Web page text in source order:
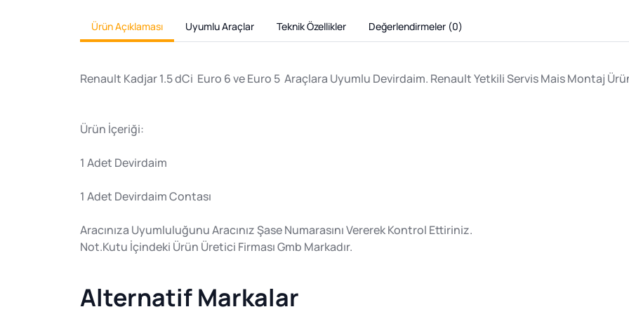
Ürün Açıklaması Uyumlu Araçlar Teknik Özellikler Değerlendirmeler (0)
Renault Kadjar 1.5 dCi Euro 6 ve Euro 5 Araçlara Uyumlu Devirdaim. Renault Yetkili Servis Mais Montaj
Ürün İçeriği:
1 Adet Devirdaim
1 Adet Devirdaim Contası
Aracınıza Uyumluluğunu Aracınız Şase Numarasını Vererek Kontrol Ettiriniz.
Not.Kutu İçindeki Ürün Üretici Firması Gmb Markadır.
Alternatif Markalar